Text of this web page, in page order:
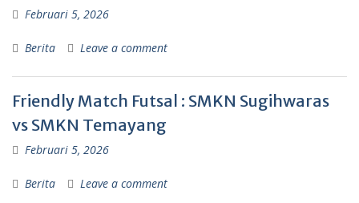
Februari 5, 2026
Berita Leave a comment
Friendly Match Futsal : SMKN Sugihwaras
vs SMKN Temayang
Februari 5, 2026
Berita Leave a comment